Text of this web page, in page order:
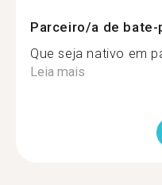
Parceiro/a de bate-
Que seja nativo em
Leia mais